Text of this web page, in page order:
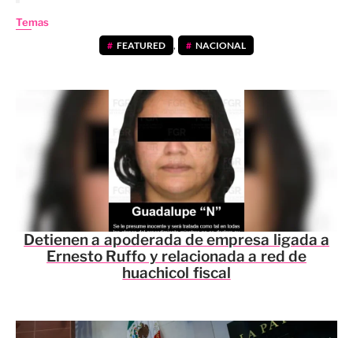
Temas
FEATURED , NACIONAL
Detienen a apoderada de empresa ligada a
Ernesto Ruffo y relacionada a red de
huachicol fiscal